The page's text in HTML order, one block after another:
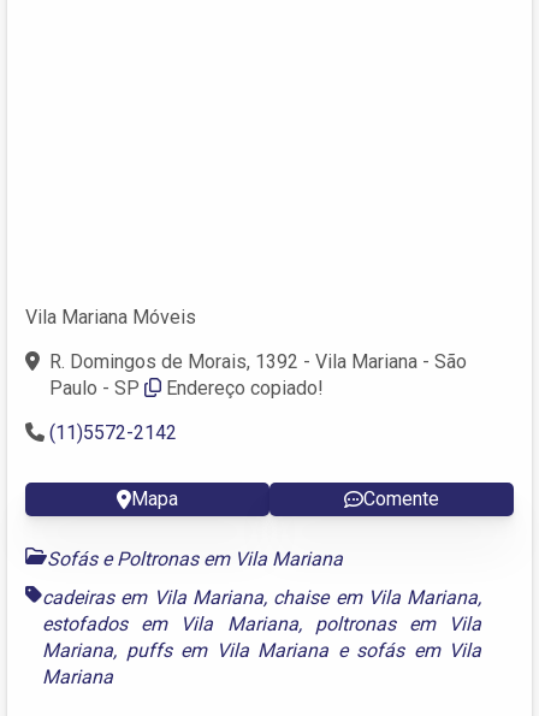
Vila Mariana Móveis
R. Domingos de Morais, 1392 - Vila Mariana - São
Paulo - SP
Endereço copiado!
(11)5572-2142
Mapa Comente
Sofás e Poltronas em Vila Mariana
cadeiras em Vila Mariana, chaise em Vila Mariana,
estofados em Vila Mariana, poltronas em Vila
Mariana, puffs em Vila Mariana e sofás em Vila
Mariana